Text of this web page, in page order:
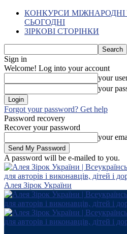
КОНКУРСИ МІЖНАРОДНІ
СЬОГОДНІ
ЗІРКОВІ СТОРІНКИ
Sign in
Welcome! Log into your account
your
your
Forgot your password? Get help
Password recovery
Recover your password
your
A password will be e-mailed to you.
Алея Зірок України